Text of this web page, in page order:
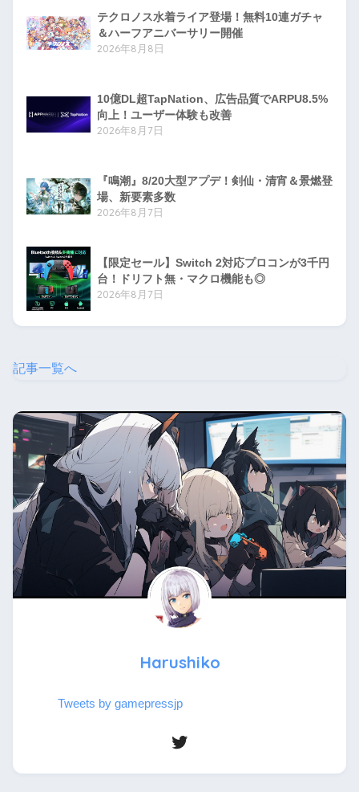
テクロノス水着ライア登場！無料10連ガチャ
＆ハーフアニバーサリー開催
2026年8月8日
10億DL超TapNation、広告品質でARPU8.5%
向上！ユーザー体験も改善
2026年8月7日
『鳴潮』8/20大型アプデ！剣仙・清宵＆景燃登
場、新要素多数
2026年8月7日
【限定セール】Switch 2対応プロコンが3千円
台！ドリフト無・マクロ機能も◎
2026年8月7日
記事一覧へ
Harushiko
Tweets by gamepressjp